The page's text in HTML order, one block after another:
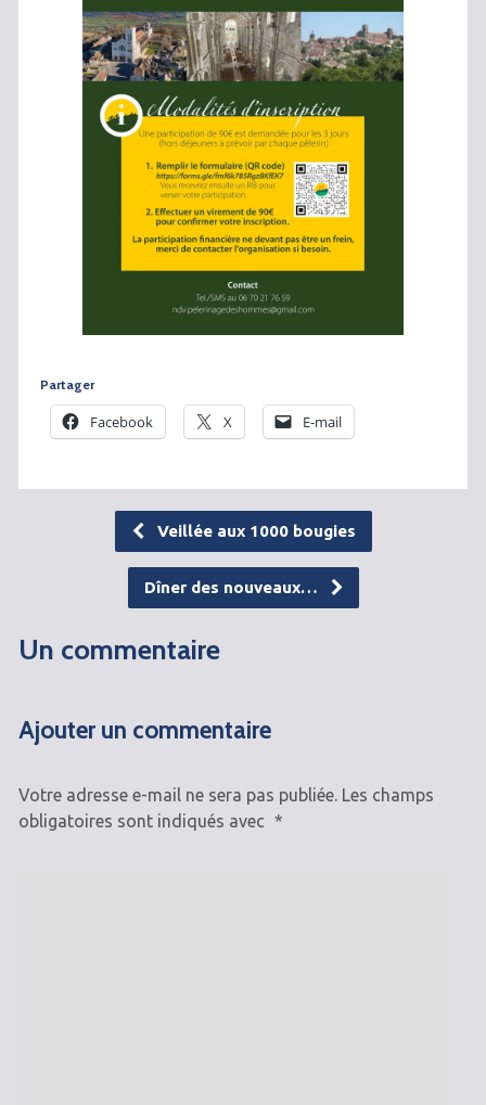
Partager
Facebook X E-mail
Veillée aux 1000 bougies
Dîner des nouveaux…
Un commentaire
Ajouter un commentaire
Votre adresse e-mail ne sera pas publiée. Les champs
obligatoires sont indiqués avec *